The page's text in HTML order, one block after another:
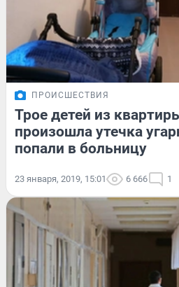
ПРОИСШЕСТВИЯ
Трое детей из
произошла утечка
попали в больницу
23 января, 2019, 15:01 6 666 1